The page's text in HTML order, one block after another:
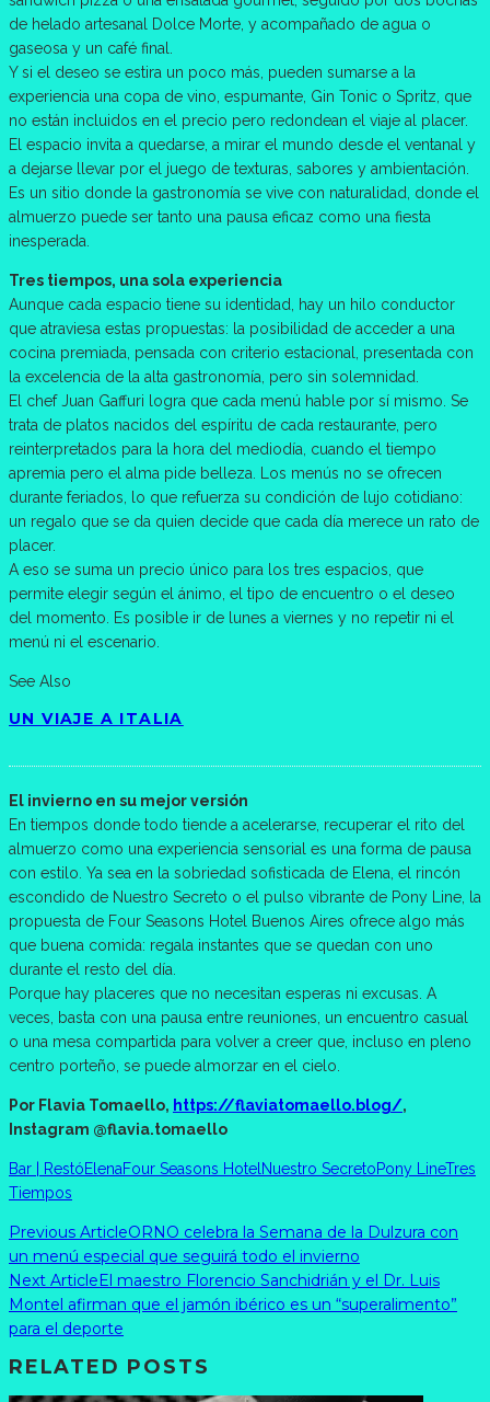
de helado artesanal Dolce Morte, y acompañado de agua o
gaseosa y un café final.
Y si el deseo se estira un poco más, pueden sumarse a la
experiencia una copa de vino, espumante, Gin Tonic o Spritz, que
no están incluidos en el precio pero redondean el viaje al placer.
El espacio invita a quedarse, a mirar el mundo desde el ventanal y
a dejarse llevar por el juego de texturas, sabores y ambientación.
Es un sitio donde la gastronomía se vive con naturalidad, donde el
almuerzo puede ser tanto una pausa eficaz como una fiesta
inesperada.
Tres tiempos, una sola experiencia
Aunque cada espacio tiene su identidad, hay un hilo conductor
que atraviesa estas propuestas: la posibilidad de acceder a una
cocina premiada, pensada con criterio estacional, presentada con
la excelencia de la alta gastronomía, pero sin solemnidad.
El chef Juan Gaffuri logra que cada menú hable por sí mismo. Se
trata de platos nacidos del espíritu de cada restaurante, pero
reinterpretados para la hora del mediodía, cuando el tiempo
apremia pero el alma pide belleza. Los menús no se ofrecen
durante feriados, lo que refuerza su condición de lujo cotidiano:
un regalo que se da quien decide que cada día merece un rato de
placer.
A eso se suma un precio único para los tres espacios, que
permite elegir según el ánimo, el tipo de encuentro o el deseo
del momento. Es posible ir de lunes a viernes y no repetir ni el
menú ni el escenario.
See Also
UN VIAJE A ITALIA
El invierno en su mejor versión
En tiempos donde todo tiende a acelerarse, recuperar el rito del
almuerzo como una experiencia sensorial es una forma de pausa
con estilo. Ya sea en la sobriedad sofisticada de Elena, el rincón
escondido de Nuestro Secreto o el pulso vibrante de Pony Line, la
propuesta de Four Seasons Hotel Buenos Aires ofrece algo más
que buena comida: regala instantes que se quedan con uno
durante el resto del día.
Porque hay placeres que no necesitan esperas ni excusas. A
veces, basta con una pausa entre reuniones, un encuentro casual
o una mesa compartida para volver a creer que, incluso en pleno
centro porteño, se puede almorzar en el cielo.
Por Flavia Tomaello, https://flaviatomaello.blog/,
Instagram @flavia.tomaello
Bar | RestóElenaFour Seasons HotelNuestro SecretoPony LineTres
Tiempos
Previous ArticleORNO celebra la Semana de la Dulzura con
un menú especial que seguirá todo el invierno
Next ArticleEl maestro Florencio Sanchidrián y el Dr. Luis
Montel afirman que el jamón ibérico es un “superalimento”
para el deporte
RELATED POSTS